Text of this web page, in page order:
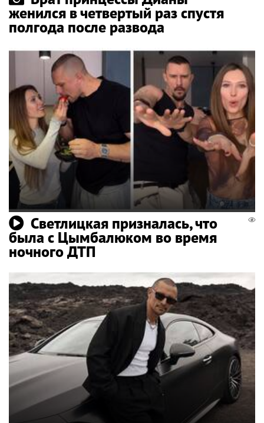
женился в четвертый раз спустя
полгода после развода
Светлицкая призналась, что
была с Цымбалюком во время
ночного ДТП